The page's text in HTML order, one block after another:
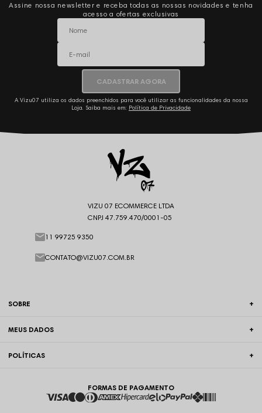
Assine nossa newsletter e receba todas as nossas novidades e tenha
acesso a ofertas exclusivas
CADASTRAR AGORA
A Vizu07 utiliza os dados preenchidos para você utilizar as funcionalidades da nossa
Loja. Saiba mais em: Política de Privacidade
SOBRE
MEUS DADOS
POLÍTICAS
VIZU 07 ECOMMERCE LTDA
CNPJ 47.759.470/0001-05
11 99725 9350
CONTATO@VIZU07.COM.BR
FORMAS DE PAGAMENTO